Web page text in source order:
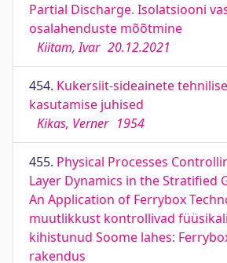
Partial Discharge. Isolatsiooni
osalahenduste mõõtmine
Kiitam, Ivar 20.12.2021
454. Kukersiit-sideainete
kasutamise juhised
Kikas, Verner 1954
455. Physical Processes
Layer Dynamics in the Stratified
An Application of Ferrybox
muutlikkust kontrollivad
kihistunud Soome lahes:
rakendus